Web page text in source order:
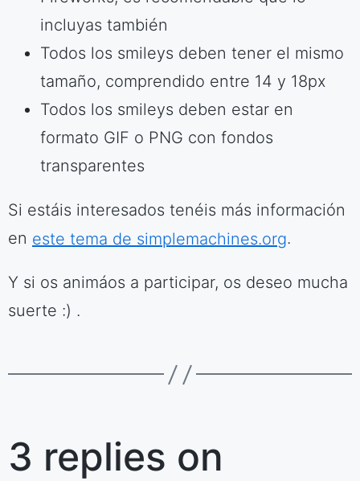
incluyas también
Todos los smileys deben tener el mismo
tamaño, comprendido entre 14 y 18px
Todos los smileys deben estar en
formato GIF o PNG con fondos
transparentes
Si estáis interesados tenéis más información
en este tema de simplemachines.org.
Y si os animáos a participar, os deseo mucha
suerte :) .
3 replies on